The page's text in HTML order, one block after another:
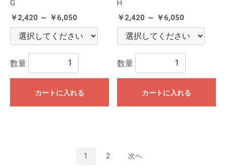
G
￥2,420 ～ ￥6,050
数量
カートに入れる
H
￥2,420 ～ ￥6,050
数量
カートに入れる
1 2 次へ